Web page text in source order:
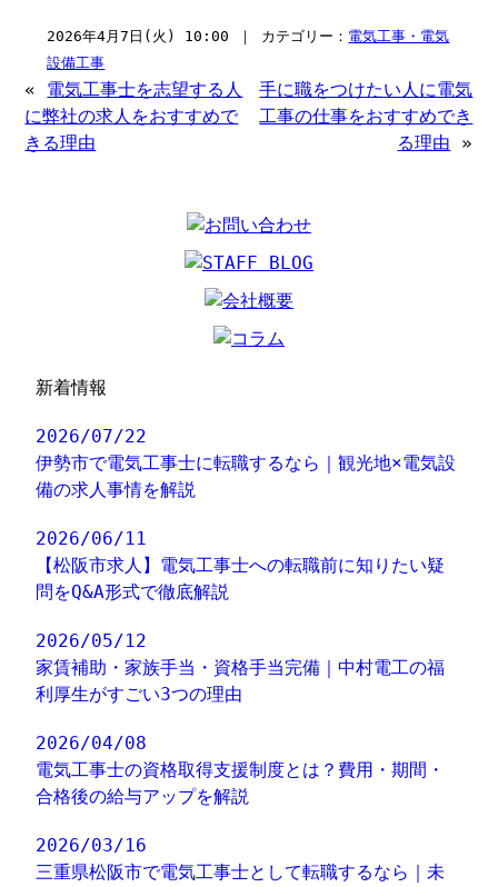
2026年4月7日(火) 10:00 ｜ カテゴリー： 電気工事・電気
設備工事
« 電気工事士を志望する人
に弊社の求人をおすすめで
きる理由
手に職をつけたい人に電気
工事の仕事をおすすめでき
る理由 »
新着情報
2026/07/22
伊勢市で電気工事士に転職するなら｜観光地×電気設
備の求人事情を解説
2026/06/11
【松阪市求人】電気工事士への転職前に知りたい疑
問をQ&A形式で徹底解説
2026/05/12
家賃補助・家族手当・資格手当完備｜中村電工の福
利厚生がすごい3つの理由
2026/04/08
電気工事士の資格取得支援制度とは？費用・期間・
合格後の給与アップを解説
2026/03/16
三重県松阪市で電気工事士として転職するなら｜未